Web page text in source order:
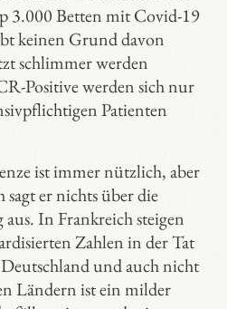
3.000 Betten mit Covid-19
keinen Grund davon
schlimmer werden
Positive werden sich nur
Patienten
ist immer nützlich, aber
er nichts über die
In Frankreich steigen
Zahlen in der Tat
und auch nicht
Ländern ist ein milder